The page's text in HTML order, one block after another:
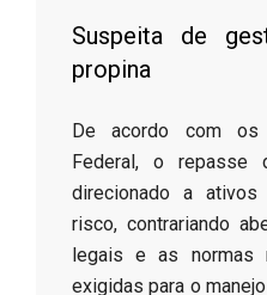
​Suspeita de
propina
​De acordo com os
Federal, o
direcionado a
risco, contrariando
legais e as normas
exigidas para o